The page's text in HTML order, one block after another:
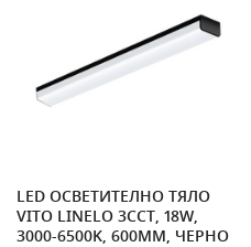
LED ОСВЕТИТЕЛНО ТЯЛО
VITO LINELO 3CCT, 18W,
3000-6500K, 600MM, ЧЕРНО